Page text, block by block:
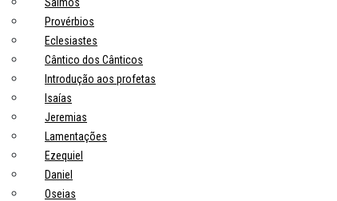
Provérbios
Eclesiastes
Cântico dos Cânticos
Introdução aos profetas
Isaías
Jeremias
Lamentações
Ezequiel
Daniel
Oseias